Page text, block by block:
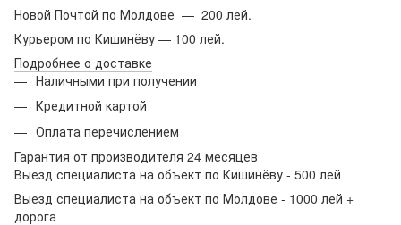
Новой Почтой по Молдове — 200 лей.
Курьером по Кишинёву — 100 лей.
Подробнее о доставке
Наличными при получении
Кредитной картой
Оплата перечислением
Гарантия от производителя 24 месяцев
Выезд специалиста на объект по Кишинёву - 500 лей
Выезд специалиста на объект по Молдове - 1000 лей +
дорога